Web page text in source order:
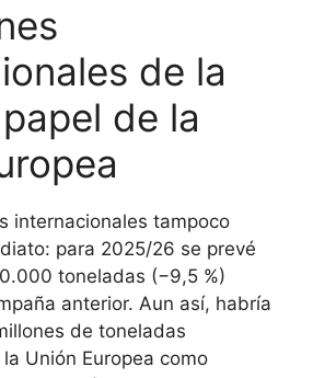
de la
de la
internacionales tampoco
para 2025/26 se prevé
toneladas (−9,5 %)
anterior. Aun así, habría
de toneladas
Unión Europea como